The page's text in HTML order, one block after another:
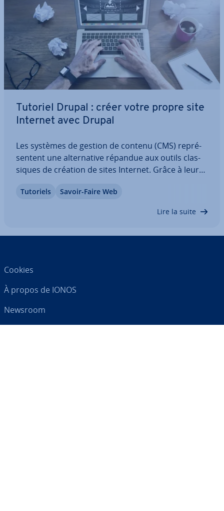
Tutoriel Drupal : créer votre propre site
Internet avec Drupal
Les systèmes de gestion de contenu (CMS) re­pré­
sen­tent une al­ter­na­tive répandue aux outils clas­
siques de création de sites Internet. Grâce à leur
bi­lité, mais leur prise en main peut s’avérer plus
Tutoriels Savoir-Faire Web
Lire la suite
Cookies
À propos de IONOS
Newsroom